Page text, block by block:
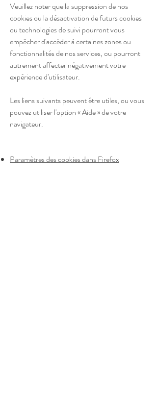
Veuillez noter que la suppression de nos
cookies ou la désactivation de futurs cookies
ou technologies de suivi pourront vous
empêcher d'accéder à certaines zones ou
fonctionnalités de nos services, ou pourront
autrement affecter négativement votre
expérience d'utilisateur.
Les liens suivants peuvent être utiles, ou vous
pouvez utiliser l'option « Aide » de votre
navigateur.
Paramètres des cookies dans Firefox